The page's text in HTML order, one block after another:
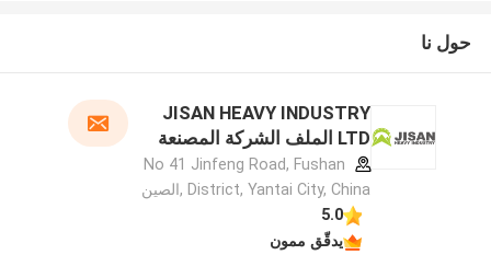
حول نا
JISAN HEAVY INDUSTRY
LTD الملف الشركة المصنعة
No 41 Jinfeng Road, Fushan
District, Yantai City, China ,الصين
5.0
يدقّق ممون